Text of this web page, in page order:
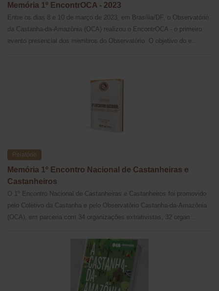
Memória 1º EncontrOCA - 2023
Entre os dias 8 e 10 de março de 2023, em Brasília/DF, o Observatório
da Castanha-da-Amazônia (OCA) realizou o EncontrOCA - o primeiro
evento presencial dos membros do Observatório. O objetivo do e...
Relatório
Memória 1º Encontro Nacional de Castanheiras e
Castanheiros
O 1º Encontro Nacional de Castanheiras e Castanheiros foi promovido
pelo Coletivo da Castanha e pelo Observatório Castanha-da-Amazônia
(OCA), em parceria com 34 organizações extrativistas, 32 organ...